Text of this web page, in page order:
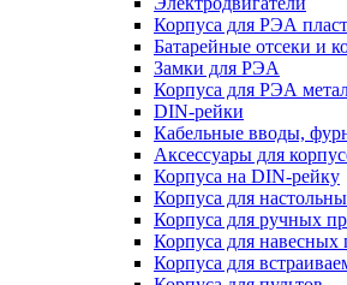
Корпуса для РЭА
Батарейные отсеки и
Замки для РЭА
Корпуса для РЭА
DIN-рейки
Кабельные вводы,
Аксессуары для
Корпуса на DIN-рейку
Корпуса для
Корпуса для ручных
Корпуса для навесных
Корпуса для